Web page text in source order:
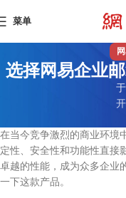
菜单
选择网易企业
在当今竞争激烈的商业环境
定性、安全性和功能性直接
卓越的性能，成为众多企业
一下这款产品。